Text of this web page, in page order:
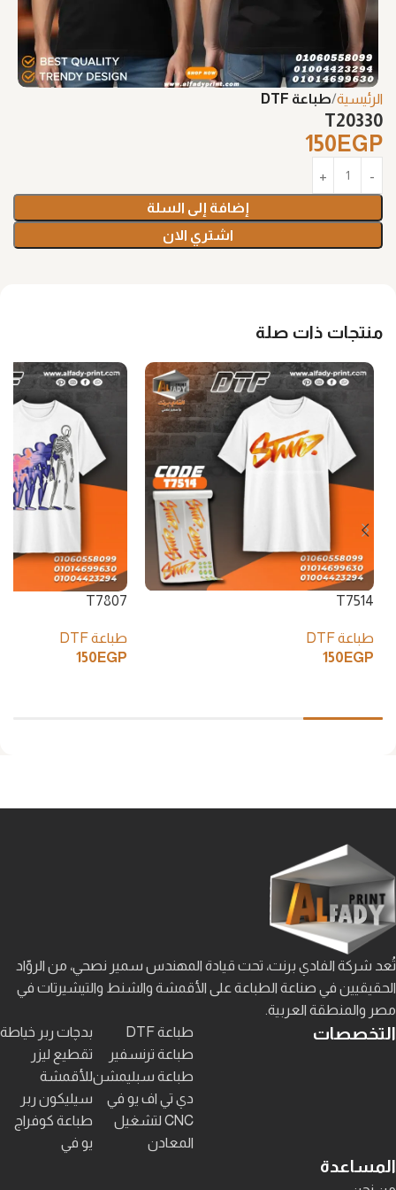
الرئيسية طباعة DTF
T20330
150 EGP
إضافة إلى السلة
اشتري الان
منتجات ذات صلة
T7514
طباعة DTF
150 EGP
T7807
طباعة DTF
150 EGP
تُعد شركة الفادي برنت، تحت قيادة المهندس سمير نصحي، من الروّاد
الحقيقيين في صناعة الطباعة على الأقمشة والشنط والتيشيرتات في
مصر والمنطقة العربية.
التخصصات
طباعة DTF
طباعة ترنسفير
طباعة سبليمشن
دي تي اف يو في
CNC لتشغيل
المعادن
بدچات ربر خياطة
تقطيع ليزر
للأقمشة
سيليكون ربر
طباعة كوفراج
يو في
المساعدة